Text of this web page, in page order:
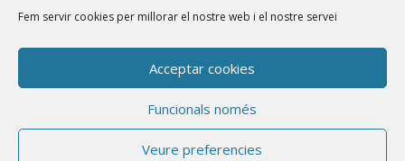
Fem servir cookies per millorar el nostre web i el nostre servei
Acceptar cookies
Funcionals només
Veure preferencies